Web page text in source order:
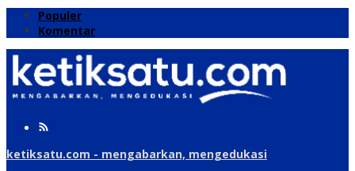
Populer
Komentar
ketiksatu.com - mengabarkan, mengedukasi